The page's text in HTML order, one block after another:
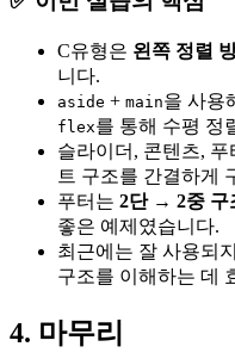
C유형은 왼쪽 정렬
니다.
aside + main을 사용
flex를 통해 수평 정
슬라이더, 콘텐츠, 푸
트 구조를 간결하게
푸터는 2단 → 2중 구
좋은 예제였습니다.
최근에는 잘 사용되
구조를 이해하는 데
4. 마무리